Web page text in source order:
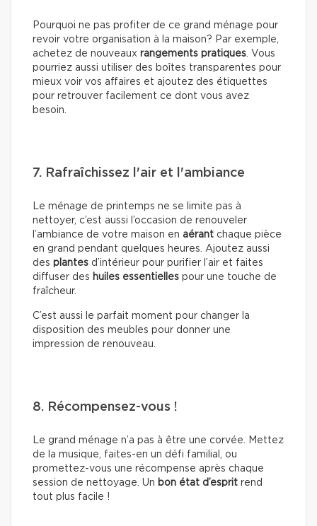
Pourquoi ne pas profiter de ce grand ménage pour
revoir votre organisation à la maison? Par exemple,
achetez de nouveaux rangements pratiques. Vous
pourriez aussi utiliser des boîtes transparentes pour
mieux voir vos affaires et ajoutez des étiquettes
pour retrouver facilement ce dont vous avez
besoin.
7. Rafraîchissez l'air et l'ambiance
Le ménage de printemps ne se limite pas à
nettoyer, c’est aussi l’occasion de renouveler
l’ambiance de votre maison en aérant chaque pièce
en grand pendant quelques heures. Ajoutez aussi
des plantes d’intérieur pour purifier l’air et faites
diffuser des huiles essentielles pour une touche de
fraîcheur.
C’est aussi le parfait moment pour changer la
disposition des meubles pour donner une
impression de renouveau.
8. Récompensez-vous !
Le grand ménage n’a pas à être une corvée. Mettez
de la musique, faites-en un défi familial, ou
promettez-vous une récompense après chaque
session de nettoyage. Un bon état d’esprit rend
tout plus facile !